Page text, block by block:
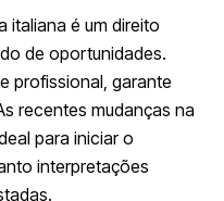
italiana é um direito
de oportunidades.
profissional, garante
recentes mudanças na
para iniciar o
interpretações